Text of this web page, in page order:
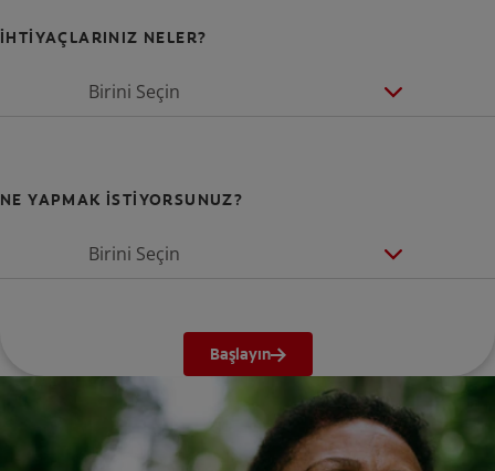
İHTİYAÇLARINIZ NELER?
Birini Seçin
NE YAPMAK İSTİYORSUNUZ?
Birini Seçin
Başlayın